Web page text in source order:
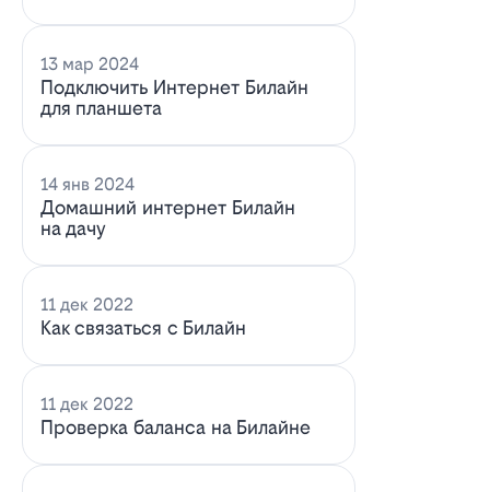
13 мар 2024
Подключить Интернет Билайн
для планшета
14 янв 2024
Домашний интернет Билайн
на дачу
11 дек 2022
Как связаться с Билайн
11 дек 2022
Проверка баланса на Билайне